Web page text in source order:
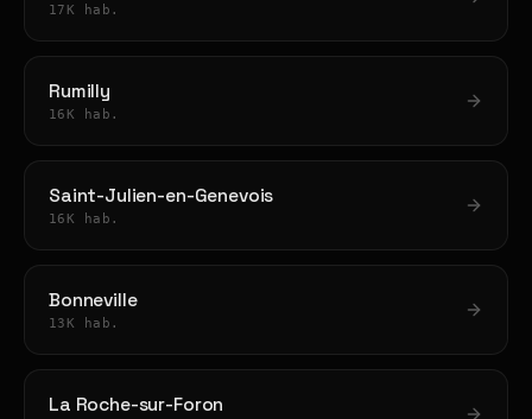
17K hab.
Rumilly
16K hab.
Saint-Julien-en-Genevois
16K hab.
Bonneville
13K hab.
La Roche-sur-Foron